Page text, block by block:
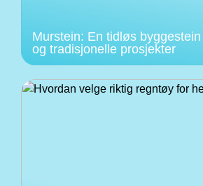
Murstein: En tidløs
og tradisjonelle prosjekter